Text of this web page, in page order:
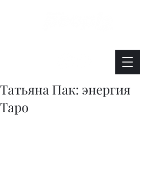
Татьяна Пак: энергия
Таро